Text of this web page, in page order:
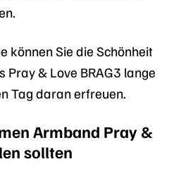
können Sie die Schönheit
& Love BRAG3 lange
Tag daran erfreuen.
Armband Pray &
sollten